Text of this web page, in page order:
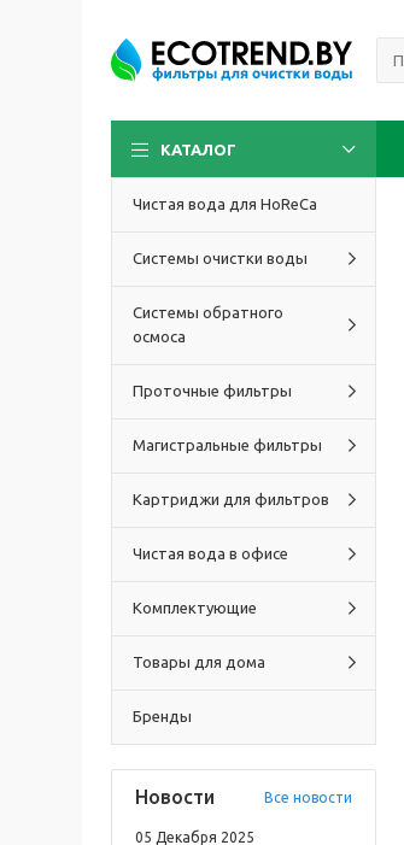
КАТАЛОГ
Чистая вода для HoReCa
Системы очистки воды
Системы обратного
осмоса
Проточные фильтры
Магистральные фильтры
Картриджи для фильтров
Чистая вода в офисе
Комплектующие
Товары для дома
Бренды
Новости Все новости
05 Декабря 2025